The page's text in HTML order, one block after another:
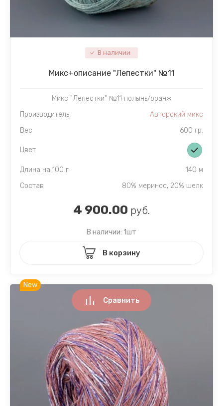
В наличии
Микc+описание "Лепестки" №11
Микс "Лепестки" №11 полынь/оранж
Производитель
Авторский микс
Вес
600 гр.
Цвет
Длина на 100 г
140 м
Состав
80% меринос, 20% шелк
4 900.00 руб.
В наличии: 1шт
В корзину
New
Сравнить